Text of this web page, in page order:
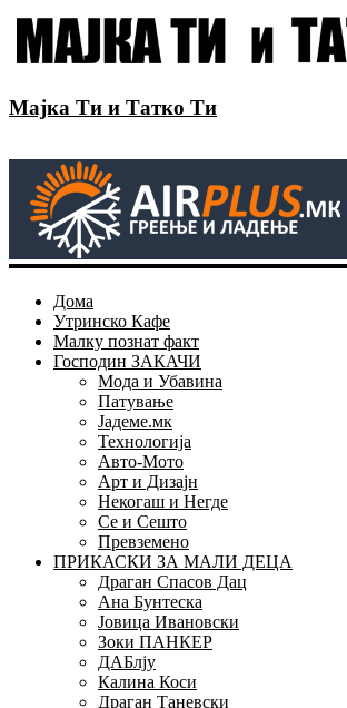
Мајка Ти и Татко Ти
Дома
Утринско Кафе
Малку познат факт
Господин ЗАКАЧИ
Мода и Убавина
Патување
Јадеме.мк
Технологија
Авто-Мото
Арт и Дизајн
Некогаш и Негде
Се и Сешто
Превземено
ПРИКАСКИ ЗА МАЛИ ДЕЦА
Драган Спасов Дац
Ана Бунтеска
Јовица Ивановски
Зоки ПАНКЕР
ДАБлју
Калина Коси
Драган Таневски